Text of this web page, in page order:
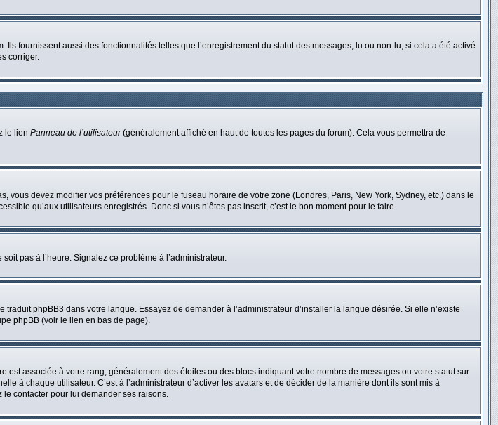
fournissent aussi des fonctionnalités telles que l’enregistrement du statut des messages, lu ou non-lu, si cela a été activé
corriger.
le lien Panneau de l’utilisateur(généralement affiché en haut de toutes les pages du forum). Cela vous permettra de
vous devez modifier vos préférences pour le fuseau horaire de votre zone (Londres, Paris, New York, Sydney, etc.) dans le
qu’aux utilisateurs enregistrés. Donc si vous n’êtes pas inscrit, c’est le bon moment pour le faire.
pas à l’heure. Signalez ce problème à l’administrateur.
phpBB3 dans votre langue. Essayez de demander à l’administrateur d’installer la langue désirée. Si elle n’existe
phpBB (voir le lien en bas de page).
est associée à votre rang, généralement des étoiles ou des blocs indiquant votre nombre de messages ou votre statut sur
à chaque utilisateur. C’est à l’administrateur d’activer les avatars et de décider de la manière dont ils sont mis à
le contacter pour lui demander ses raisons.